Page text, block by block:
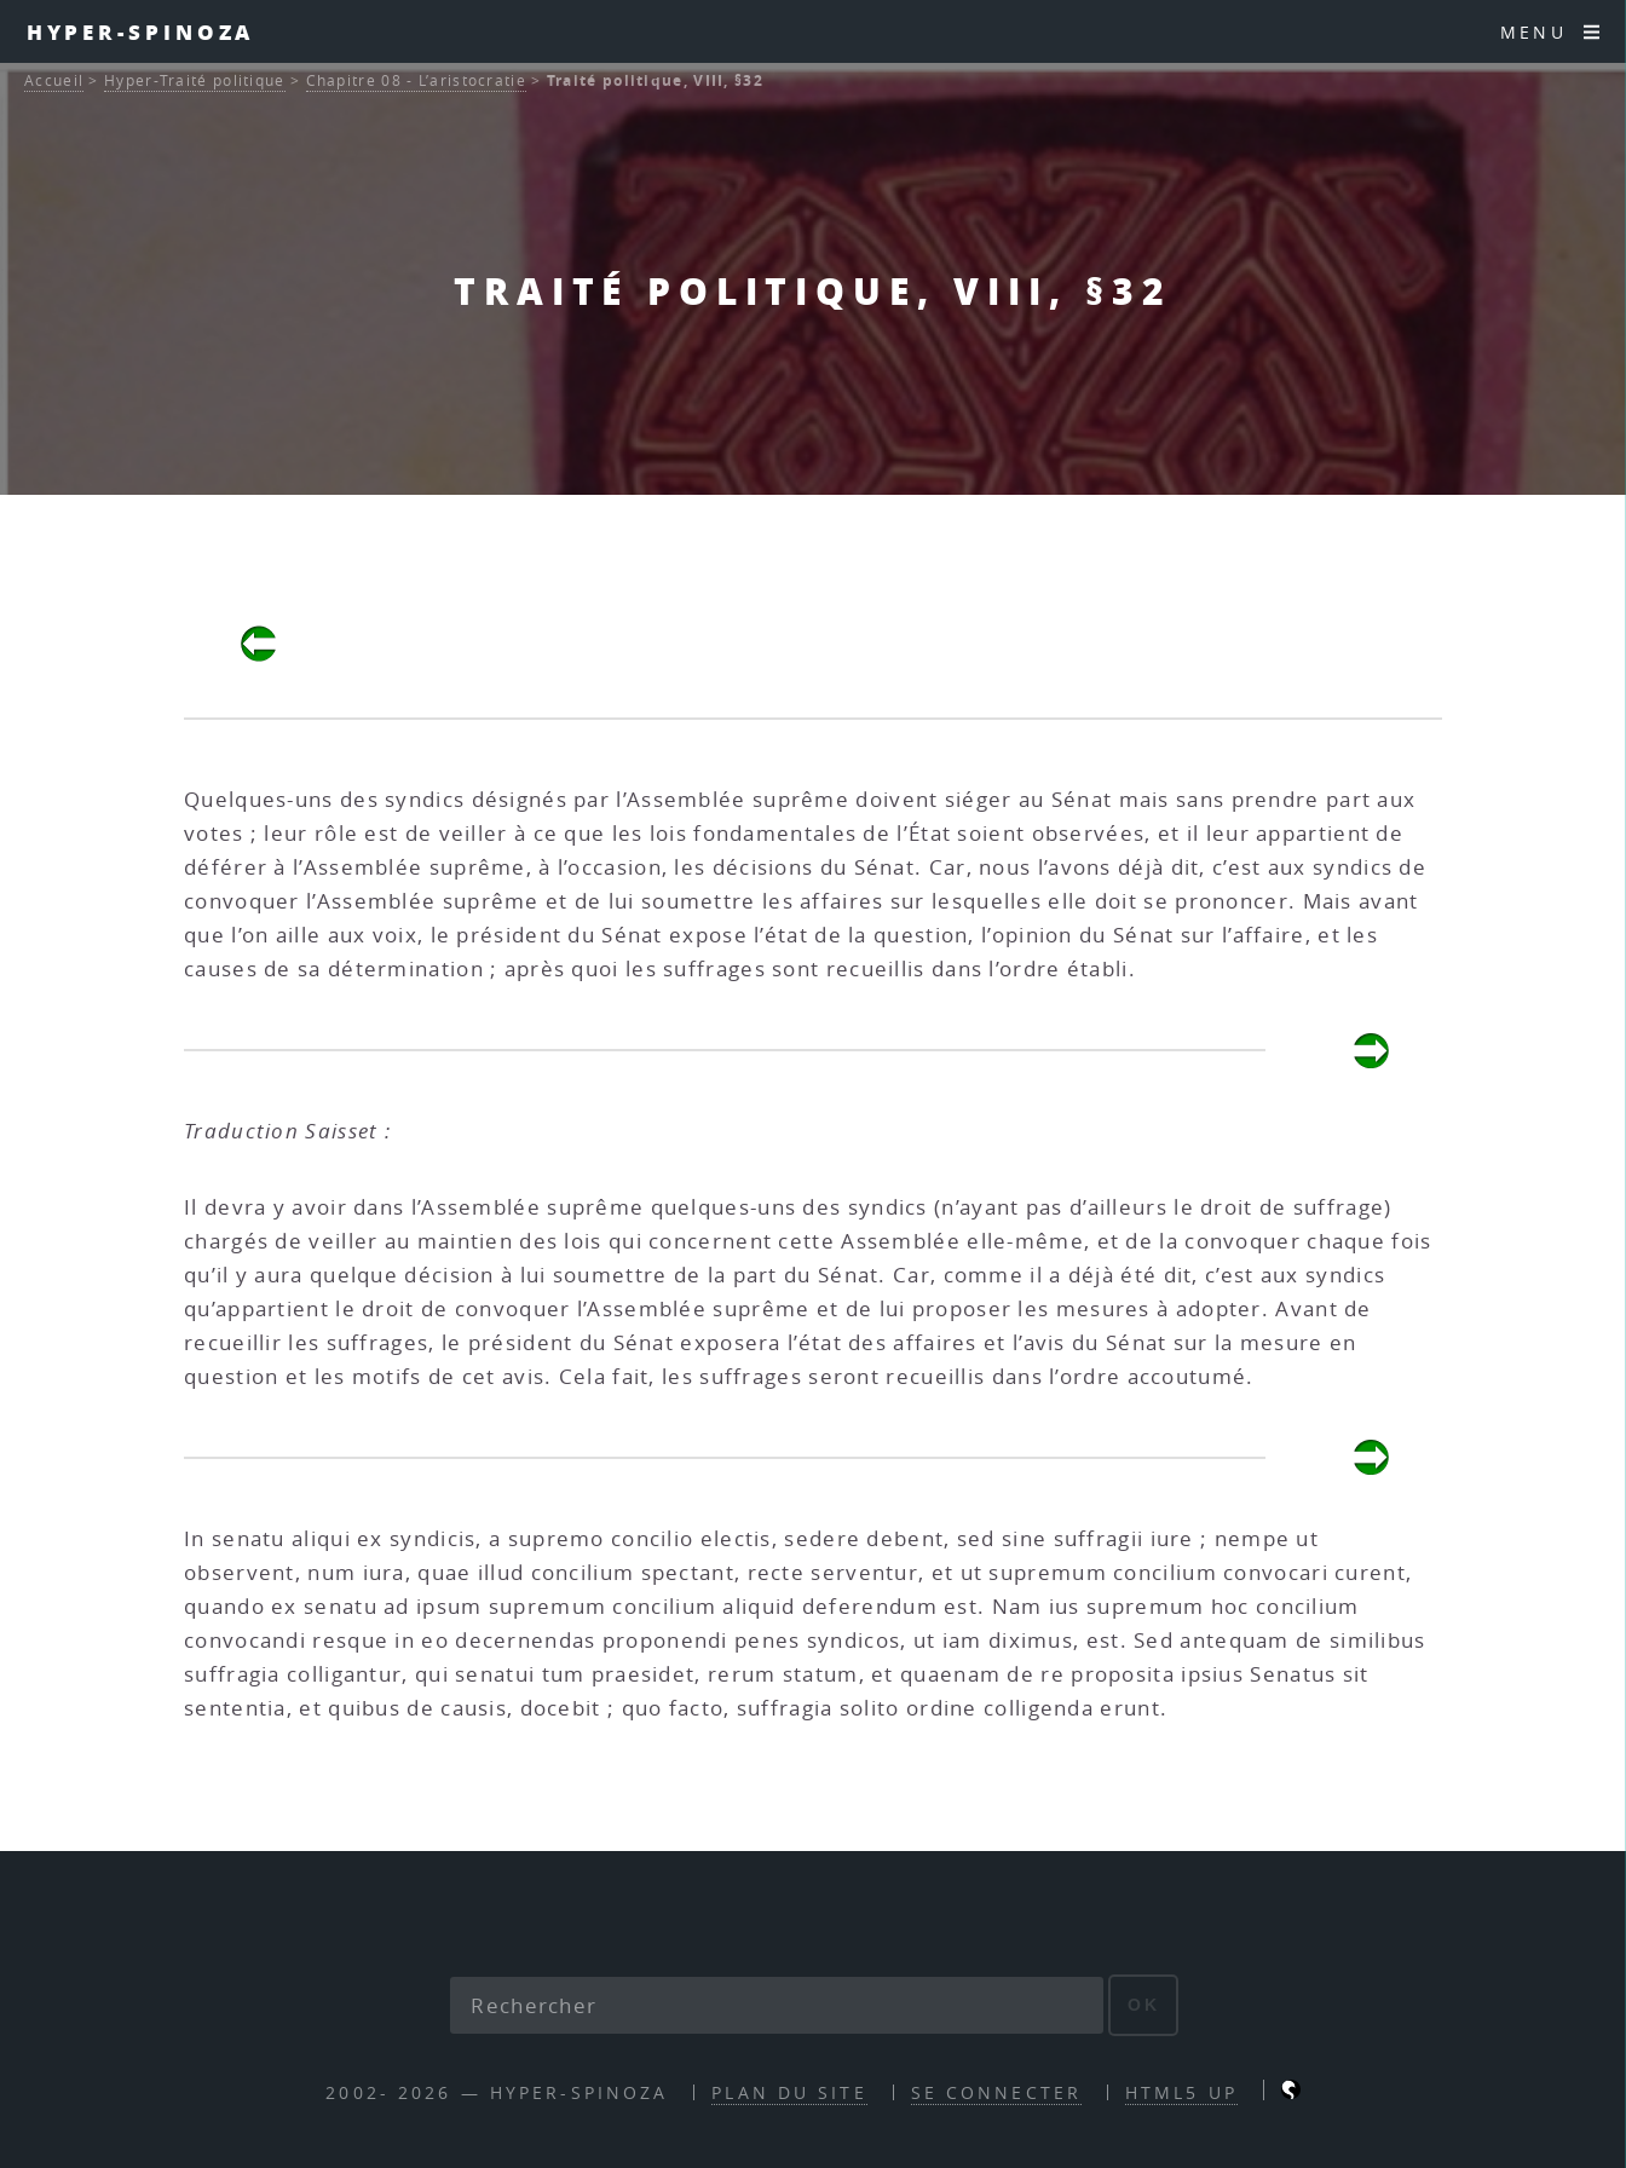
HYPER-SPINOZA MENU
TRAITÉ POLITIQUE, VIII, §32
Accueil > Hyper-Traité politique > Chapitre 08 - L’aristocratie>Traité politique, VIII, §32
Quelques-uns des syndics désignés par l’Assemblée suprême doivent siéger au Sénat mais sans prendre part aux
votes ; leur rôle est de veiller à ce que les lois fondamentales de l’État soient observées, et il leur appartient de
déférer à l’Assemblée suprême, à l’occasion, les décisions du Sénat. Car, nous l’avons déjà dit, c’est aux syndics de
convoquer l’Assemblée suprême et de lui soumettre les affaires sur lesquelles elle doit se prononcer. Mais avant
que l’on aille aux voix, le président du Sénat expose l’état de la question, l’opinion du Sénat sur l’affaire, et les
causes de sa détermination ; après quoi les suffrages sont recueillis dans l’ordre établi.
Traduction Saisset :
Il devra y avoir dans l’Assemblée suprême quelques-uns des syndics (n’ayant pas d’ailleurs le droit de suffrage)
chargés de veiller au maintien des lois qui concernent cette Assemblée elle-même, et de la convoquer chaque fois
qu’il y aura quelque décision à lui soumettre de la part du Sénat. Car, comme il a déjà été dit, c’est aux syndics
qu’appartient le droit de convoquer l’Assemblée suprême et de lui proposer les mesures à adopter. Avant de
recueillir les suffrages, le président du Sénat exposera l’état des affaires et l’avis du Sénat sur la mesure en
question et les motifs de cet avis. Cela fait, les suffrages seront recueillis dans l’ordre accoutumé.
In senatu aliqui ex syndicis, a supremo concilio electis, sedere debent, sed sine suffragii iure ; nempe ut
observent, num iura, quae illud concilium spectant, recte serventur, et ut supremum concilium convocari curent,
quando ex senatu ad ipsum supremum concilium aliquid deferendum est. Nam ius supremum hoc concilium
convocandi resque in eo decernendas proponendi penes syndicos, ut iam diximus, est. Sed antequam de similibus
suffragia colligantur, qui senatui tum praesidet, rerum statum, et quaenam de re proposita ipsius Senatus sit
sententia, et quibus de causis, docebit ; quo facto, suffragia solito ordine colligenda erunt.
OK
2002- 2026 — HYPER-SPINOZA PLAN DU SITE SE CONNECTER HTML5 UP